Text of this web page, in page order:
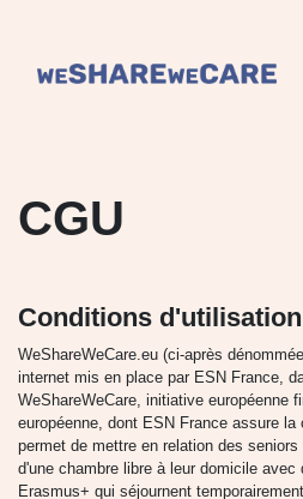
CGU
Conditions d'utilisation
WeShareWeCare.eu (ci-après
internet mis en place par ESN France,
WeShareWeCare, initiative européenne
européenne, dont ESN France assure
permet de mettre en relation des
d'une chambre libre à leur domicile avec
Erasmus+ qui séjournent